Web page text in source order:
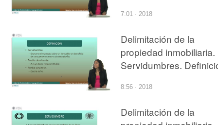
7:01 · 2018
Delimitación de la
propiedad inmobiliaria.
Servidumbres.
8:56 · 2018
Delimitación de la